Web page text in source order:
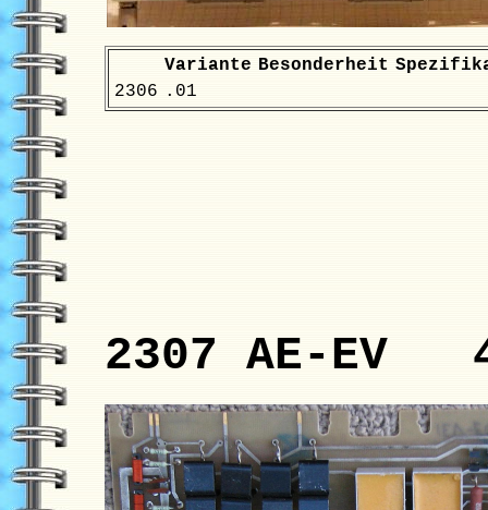
Variante Besonderheit
2306 .01
2307 AE-EV